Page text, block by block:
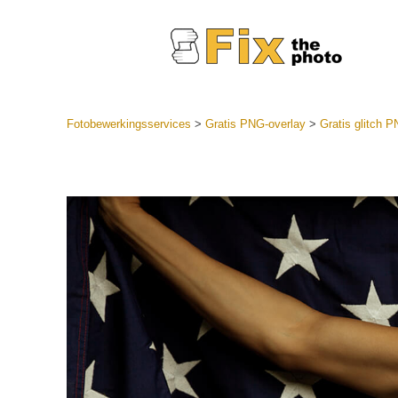
collecties
Fotobewerkingsservices > Gratis PNG-overlay> Gratis glitch